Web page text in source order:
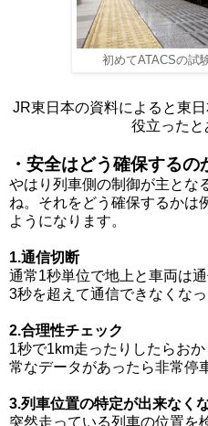
初めてATACSの試
JR東日本の資料によると東
役立ったと
・安全はどう確保するの
やはり列車側の制御が主とな
ね。それをどう確保するかは
ようになります。
1.通信切断
通常1秒単位で地上と車両は
3秒を超えて通信できなくな
2.合理性チェック
1秒で1km走ったりしたらお
常なデータがあったら非常停
3.列車位置の特定が出来なく
突然走っている列車の位置を